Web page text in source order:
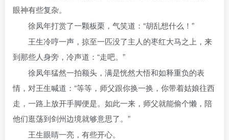
眼神有些复杂。
徐凤年打赏了一颗板栗，气笑道：“胡乱想什么！”
王生冷哼一声，掠至一匹没了主人的枣红大马之上，来
到那些人身旁，冷声道：“走吧。”
徐凤年猛然一拍额头，满是恍然大悟和如释重负的表
情，对王生喊道：“等等，师父跟你换一换，你带着姑娘往西
走，一路上放开手脚便是。如此一来，师父就能偷个懒，陪
他们逛荡到剑州边境就够意思了。”
王生眼睛一亮，有些开心。